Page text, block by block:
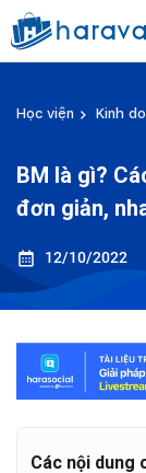
Học viện Kinh
BM là gì?
đơn giản,
12/10/2022
Các nội dung